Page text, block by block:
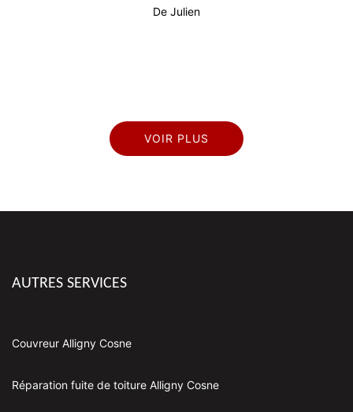
De Julien
VOIR PLUS
AUTRES SERVICES
Couvreur Alligny Cosne
Réparation fuite de toiture Alligny Cosne